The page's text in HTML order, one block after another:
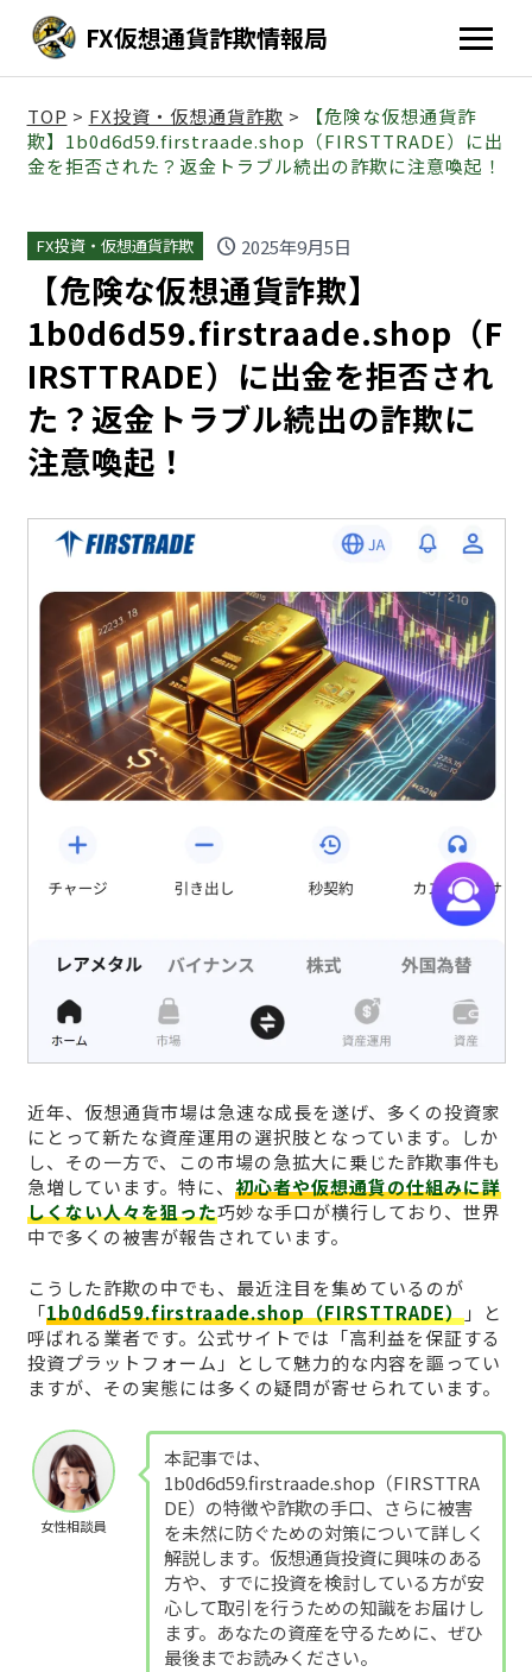
FX仮想通貨詐欺情報局
TOP > FX投資・仮想通貨詐欺 >
【危険な仮想通貨詐
欺】1b0d6d59.firstraade.shop（FIRSTTRADE）に出
金を拒否された？返金トラブル続出の詐欺に注意喚起！
FX投資・仮想通貨詐欺 schedule 2025年9月5日
【危険な仮想通貨詐欺】
1b0d6d59.firstraade.shop（F
IRSTTRADE）に出金を拒否され
た？返金トラブル続出の詐欺に
注意喚起！
近年、仮想通貨市場は急速な成長を遂げ、多くの投資家
にとって新たな資産運用の選択肢となっています。しか
し、その一方で、この市場の急拡大に乗じた詐欺事件も
急増しています。特に、 初心者や仮想通貨の仕組みに詳
しくない人々を狙った巧妙な手口が横行しており、世界
中で多くの被害が報告されています。
こうした詐欺の中でも、最近注目を集めているのが
「1b0d6d59.firstraade.shop（FIRSTTRADE）」と
呼ばれる業者です。公式サイトでは「高利益を保証する
投資プラットフォーム」として魅力的な内容を謳ってい
ますが、その実態には多くの疑問が寄せられています。
女性相談員
本記事では、
1b0d6d59.firstraade.shop（FIRSTTRA
DE）の特徴や詐欺の手口、さらに被害
を未然に防ぐための対策について詳しく
解説します。仮想通貨投資に興味のある
方や、すでに投資を検討している方が安
心して取引を行うための知識をお届けし
ます。あなたの資産を守るために、ぜひ
最後までお読みください。